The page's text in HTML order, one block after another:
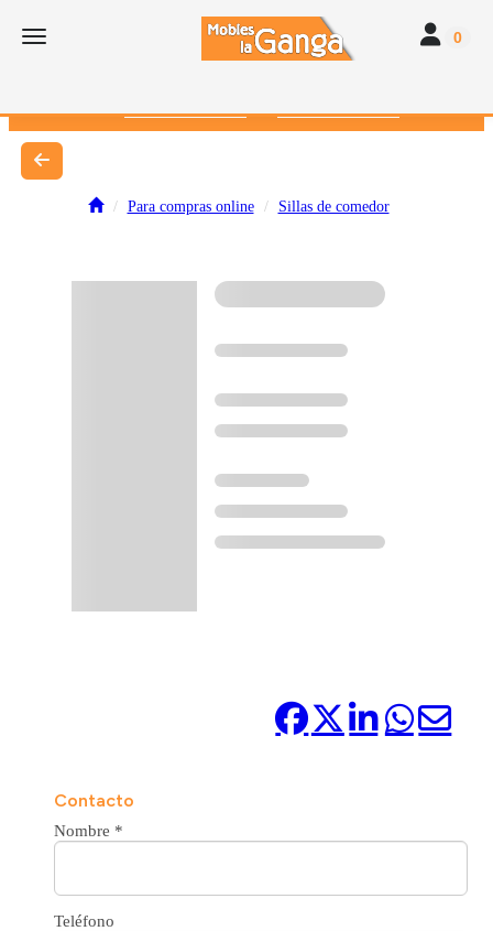
Toggle navigation Toggle
0
Para compras online Sillas de comedor
Contacto
Nombre *
Teléfono